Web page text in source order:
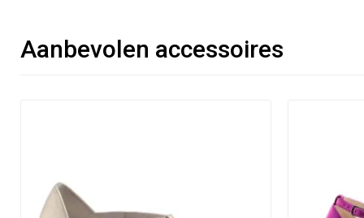
Aanbevolen accessoires